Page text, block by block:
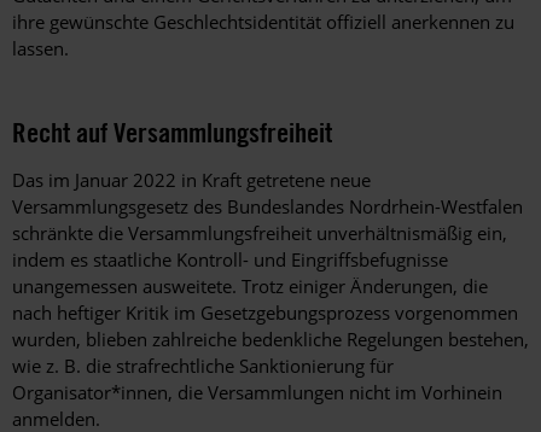
ihre gewünschte Geschlechtsidentität offiziell anerkennen zu
lassen.
Recht auf Versammlungsfreiheit
Das im Januar 2022 in Kraft getretene neue
Versammlungsgesetz des Bundeslandes Nordrhein-Westfalen
schränkte die Versammlungsfreiheit unverhältnismäßig ein,
indem es staatliche Kontroll- und Eingriffsbefugnisse
unangemessen ausweitete. Trotz einiger Änderungen, die
nach heftiger Kritik im Gesetzgebungsprozess vorgenommen
wurden, blieben zahlreiche bedenkliche Regelungen bestehen,
wie z. B. die strafrechtliche Sanktionierung für
Organisator*innen, die Versammlungen nicht im Vorhinein
anmelden.